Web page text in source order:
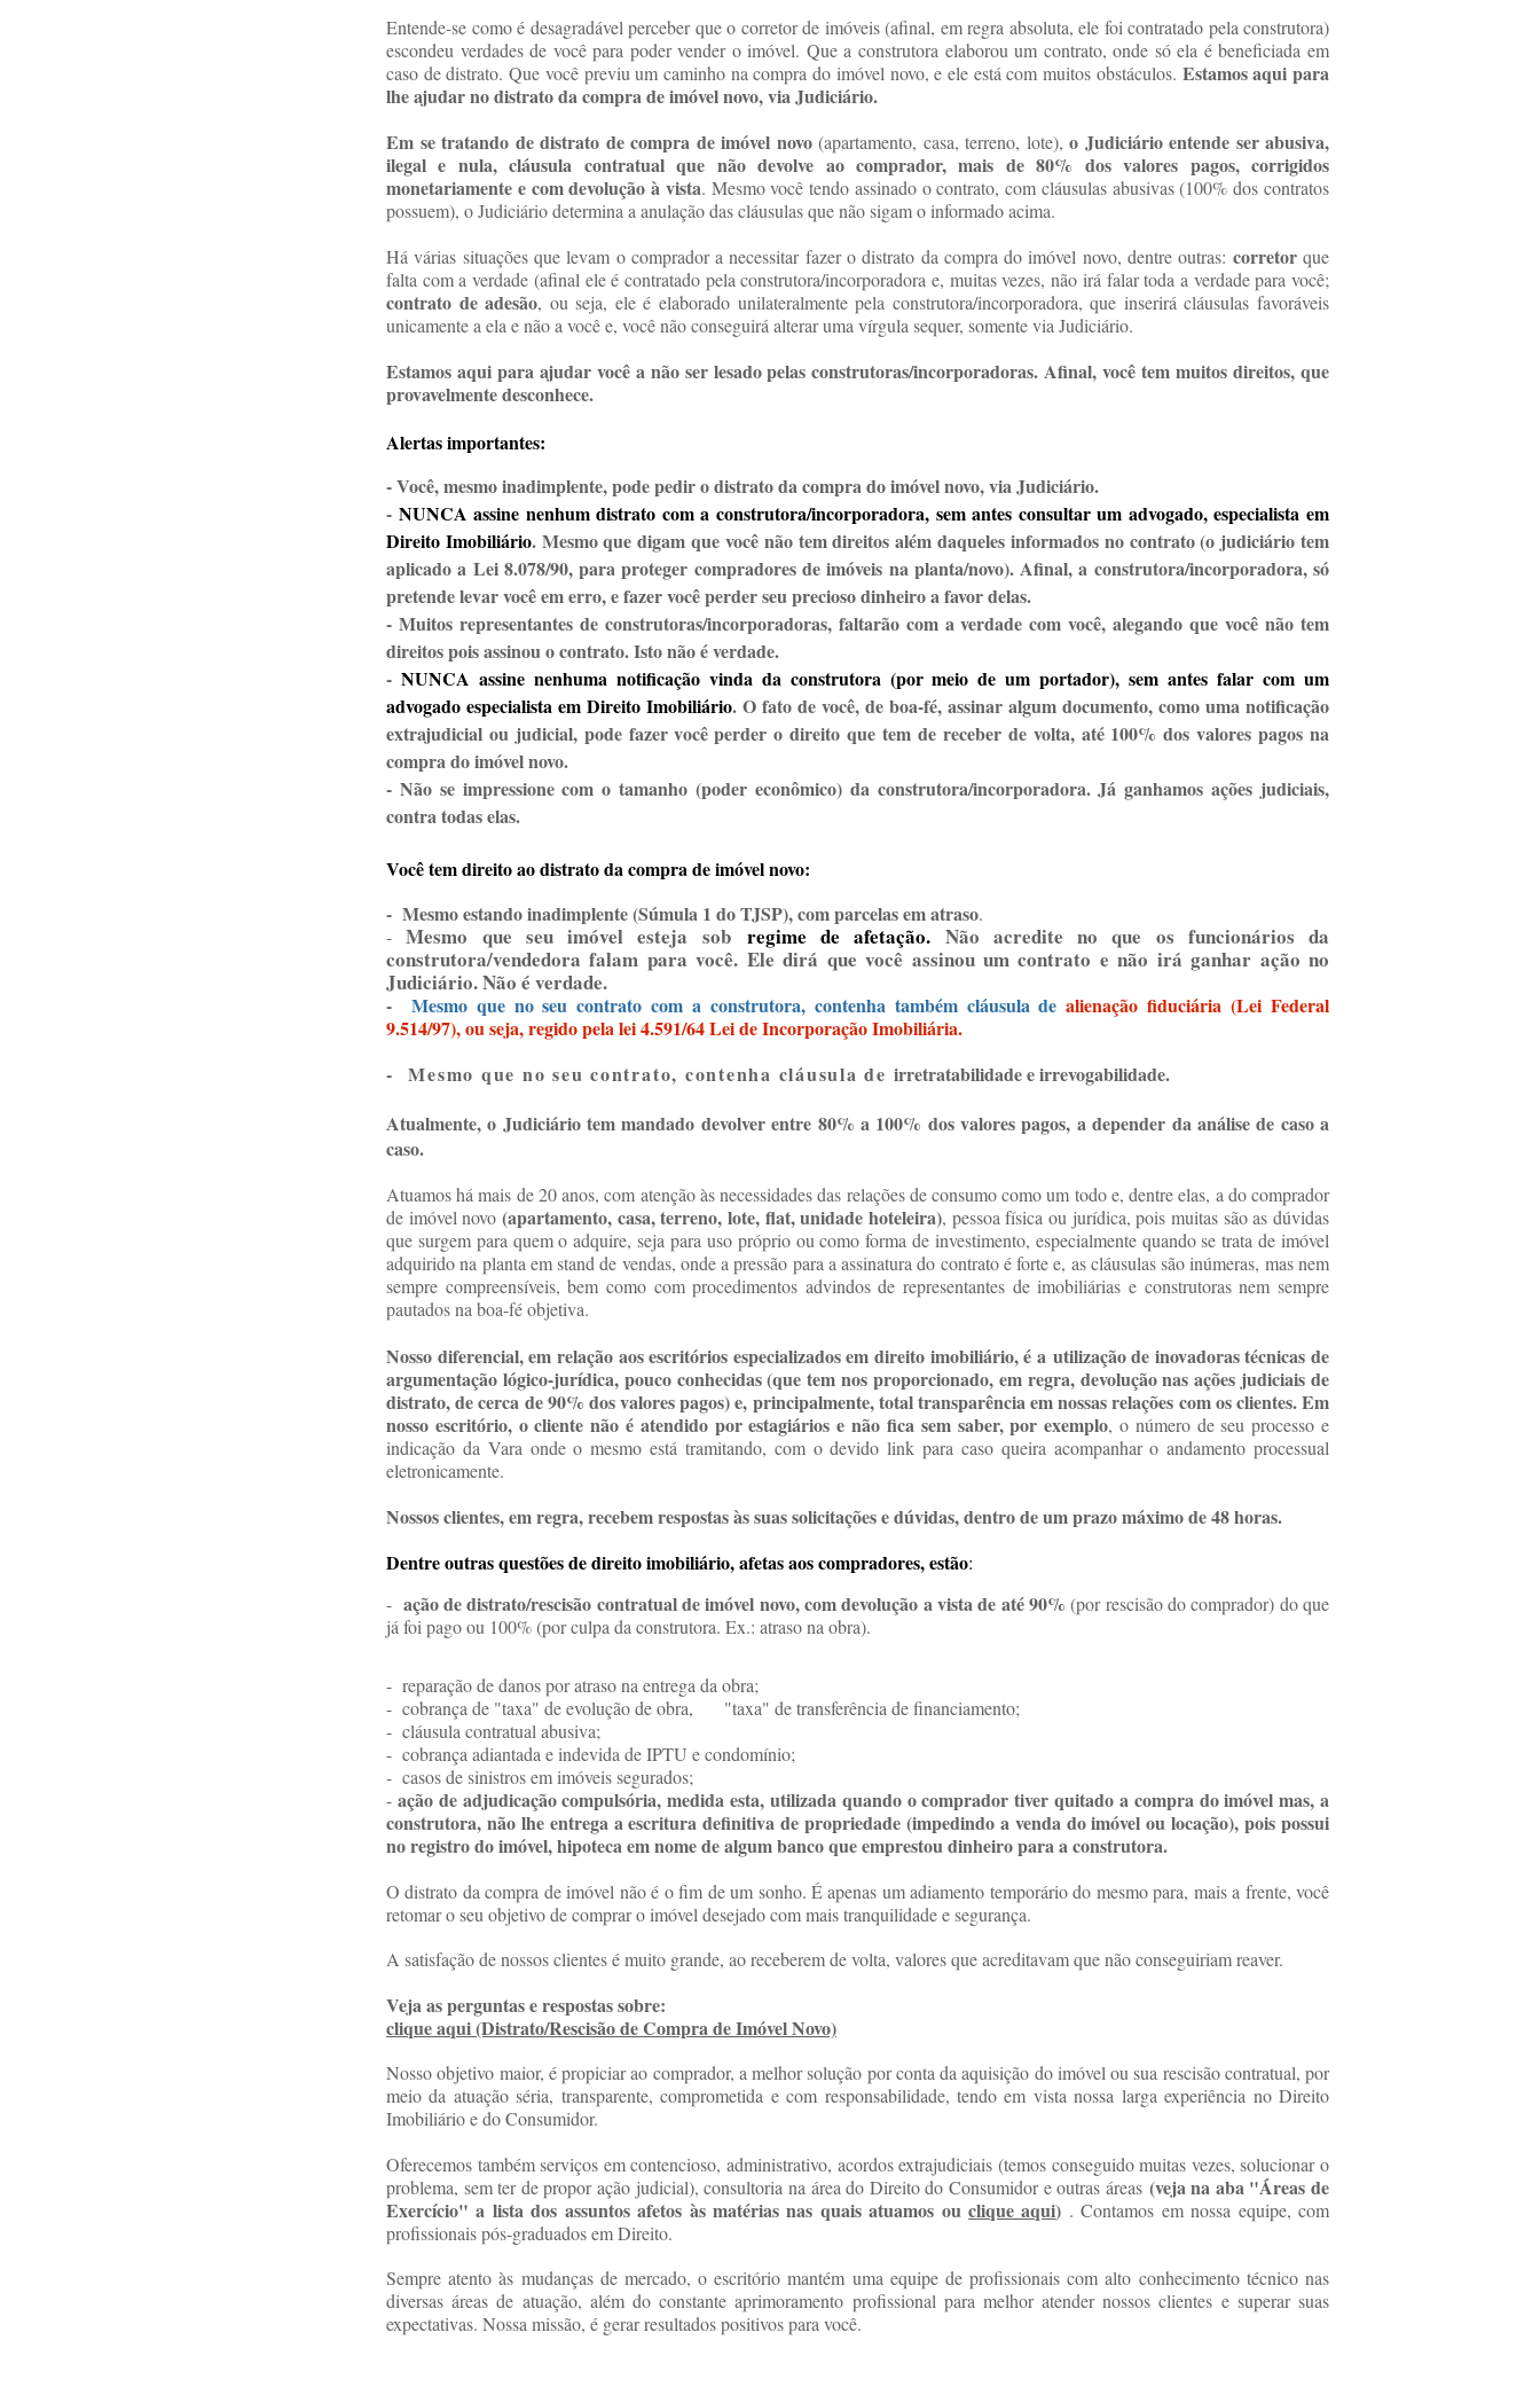
Entende-se como é desagradável perceber que o corretor de imóveis (afinal, em regra absoluta, ele foi contratado pela construtora)
escondeu verdades de você para poder vender o imóvel. Que a construtora elaborou um contrato, onde só ela é beneficiada em
caso de distrato. Que você previu um caminho na compra do imóvel novo, e ele está com muitos obstáculos. Estamos aqui para
lhe ajudar no distrato da compra de imóvel novo, via Judiciário.
Em se tratando de distrato de compra de imóvel novo (apartamento, casa, terreno, lote), o Judiciário entende ser abusiva,
ilegal e nula, cláusula contratual que não devolve ao comprador, mais de 80% dos valores pagos, corrigidos
monetariamente e com devolução à vista. Mesmo você tendo assinado o contrato, com cláusulas abusivas (100% dos contratos
possuem), o Judiciário determina a anulação das cláusulas que não sigam o informado acima.
Há várias situações que levam o comprador a necessitar fazer o distrato da compra do imóvel novo, dentre outras: corretorque
falta com a verdade (afinal ele é contratado pela construtora/incorporadora e, muitas vezes, não irá falar toda a verdade para você;
contrato de adesão, ou seja, ele é elaborado unilateralmente pela construtora/incorporadora, que inserirá cláusulas favoráveis
unicamente a ela e não a você e, você não conseguirá alterar uma vírgula sequer, somente via Judiciário.
Estamos aqui para ajudar você a não ser lesado pelas construtoras/incorporadoras. Afinal, você tem muitos direitos, que
provavelmente desconhece.
Alertas importantes:
- Você, mesmo inadimplente, pode pedir o distrato da compra do imóvel novo, via Judiciário.
- NUNCA assine nenhum distrato com a construtora/incorporadora, sem antes consultar um advogado, especialista em
Direito Imobiliário. Mesmo que digam que você não tem direitos além daqueles informados no contrato (o judiciário tem
aplicado a Lei 8.078/90, para proteger compradores de imóveis na planta/novo). Afinal, a construtora/incorporadora, só
pretende levar você em erro, e fazer você perder seu precioso dinheiro a favor delas.
- Muitos representantes de construtoras/incorporadoras, faltarão com a verdade com você, alegando que você não tem
direitos pois assinou o contrato. Isto não é verdade.
- NUNCA assine nenhuma notificação vinda da construtora (por meio de um portador), sem antes falar com um
advogado especialista em Direito Imobiliário. O fato de você, de boa-fé, assinar algum documento, como uma notificação
extrajudicial ou judicial, pode fazer você perder o direito que tem de receber de volta, até 100% dos valores pagos na
compra do imóvel novo.
- Não se impressione com o tamanho (poder econômico) da construtora/incorporadora. Já ganhamos ações judiciais,
contra todas elas.
Você tem direito ao distrato da compra de imóvel novo:
- Mesmo estando inadimplente (Súmula 1 do TJSP), com parcelas em atraso.
-Mesmo que seu imóvel esteja sob regime de afetação. Não acredite no que os funcionários da
construtora/vendedora falam para você. Ele dirá que você assinou um contrato e não irá ganhar ação no
Judiciário. Não é verdade.
- Mesmo que no seu contrato com a construtora, contenha também cláusula de alienação fiduciária (Lei Federal
9.514/97), ou seja, regido pela lei 4.591/64 Lei de Incorporação Imobiliária.
- Mesmo que no seu contrato, contenha cláusula de irretratabilidade e irrevogabilidade.
Atualmente, o Judiciário tem mandado devolver entre 80% a 100% dos valores pagos, a depender da análise de caso a
caso.
Atuamos há mais de 20 anos, com atenção às necessidades das relações de consumo como um todo e, dentre elas, a do comprador
de imóvel novo (apartamento, casa, terreno, lote, flat, unidade hoteleira), pessoa física ou jurídica, pois muitas são as dúvidas
que surgem para quem o adquire, seja para uso próprio ou como forma de investimento, especialmente quando se trata de imóvel
adquirido na planta em stand de vendas, onde a pressão para a assinatura do contrato é forte e, as cláusulas são inúmeras, mas nem
sempre compreensíveis, bem como com procedimentos advindos de representantes de imobiliárias e construtoras nem sempre
pautados na boa-fé objetiva.
Nosso diferencial, em relação aos escritórios especializados em direito imobiliário, é a utilização de inovadoras técnicas de
argumentação lógico-jurídica, pouco conhecidas (que tem nos proporcionado, em regra, devolução nas ações judiciais de
distrato, de cerca de 90% dos valores pagos)e, principalmente,total transparência em nossas relações com os clientes.Em
nosso escritório, o cliente não é atendido por estagiários e não fica sem saber, por exemplo, o número de seu processo e
indicação da Vara onde o mesmo está tramitando, com o devido link para caso queira acompanhar o andamento processual
eletronicamente.
Nossos clientes, em regra, recebem respostas às suas solicitações e dúvidas,dentro de um prazomáximo de 48 horas.
Dentre outras questões de direito imobiliário, afetas aos compradores, estão:
- ação de distrato/rescisão contratual de imóvel novo, com devolução a vista de até 90% (por rescisão do comprador) do que
já foi pago ou 100% (por culpa da construtora. Ex.: atraso na obra).
- reparação de danos por atraso na entrega da obra;
- cobrança de "taxa" de evolução de obra, "taxa" de transferência de financiamento;
- cláusula contratual abusiva;
- cobrança adiantada e indevida de IPTU e condomínio;
- casos de sinistros em imóveis segurados;
- ação de adjudicação compulsória, medida esta, utilizada quando o comprador tiver quitado a compra do imóvel mas, a
construtora, não lhe entrega a escritura definitiva de propriedade (impedindo a venda do imóvel ou locação), pois possui
no registro do imóvel, hipoteca em nome de algum banco que emprestou dinheiro para a construtora.
O distrato da compra de imóvel não é o fim de um sonho. É apenas um adiamento temporário do mesmo para, mais a frente, você
retomar o seu objetivo de comprar o imóvel desejado com mais tranquilidade e segurança.
A satisfação de nossos clientes é muito grande, ao receberem de volta, valores que acreditavam que não conseguiriam reaver.
Veja as perguntas e respostas sobre:
clique aqui (Distrato/Rescisão de Compra de Imóvel Novo)
Nosso objetivo maior, é propiciar ao comprador, a melhor solução por conta da aquisição do imóvel ou sua rescisão contratual, por
meio da atuação séria, transparente, comprometida e com responsabilidade, tendo em vista nossa larga experiência no Direito
Imobiliário e do Consumidor.
Oferecemos também serviços em contencioso, administrativo, acordos extrajudiciais (temos conseguido muitas vezes, solucionar o
problema, sem ter de propor ação judicial), consultoria na área do Direito do Consumidor e outras áreas (veja na aba "Áreas de
Exercício" a lista dos assuntos afetos às matérias nas quais atuamos ouclique aqui) . Contamos em nossa equipe, com
profissionais pós-graduados em Direito.
Sempre atento às mudanças de mercado, o escritório mantém uma equipe de profissionais com alto conhecimento técnico nas
diversas áreas de atuação, além do constante aprimoramento profissional para melhor atender nossos clientes e superar suas
expectativas. Nossa missão, é gerar resultados positivos para você.